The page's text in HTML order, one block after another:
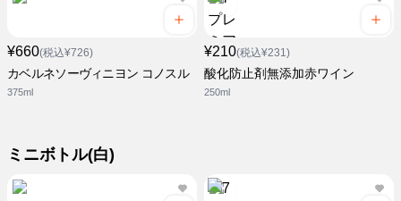
¥660(税込¥726)
カベルネソーヴィニヨン コノスル
375ml
¥210(税込¥231)
酸化防止剤無添加赤ワイン
250ml
ミニボトル(白)